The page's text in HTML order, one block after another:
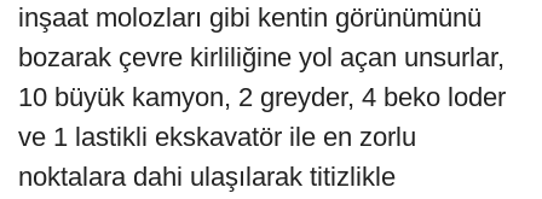
inşaat molozları gibi kentin görünümünü
bozarak çevre kirliliğine yol açan unsurlar,
10 büyük kamyon, 2 greyder, 4 beko loder
ve 1 lastikli ekskavatör ile en zorlu
noktalara dahi ulaşılarak titizlikle